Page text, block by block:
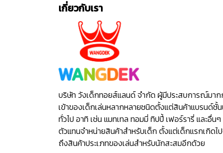
เกี่ยวกับเรา
บริษัท วังเด็กทอยส์แลนด์ จำกัด ผู้มีประสบการณ์มาก
เข้าของเด็กเล่นหลากหลายชนิดตั้งแต่สินค้าแบรนด์ชั้
ทั่วไป อาทิ เช่น แมทเทล ทอมมี่ ทิปปี้ เฟอร์รารี่ และอื่น
ตัวแทนจำหน่ายสินค้าสำหรับเด็ก ตั้งแต่เด็กแรกเกิดไ
ถึงสินค้าประเภทของเล่นสำหรับนักสะสมอีกด้วย